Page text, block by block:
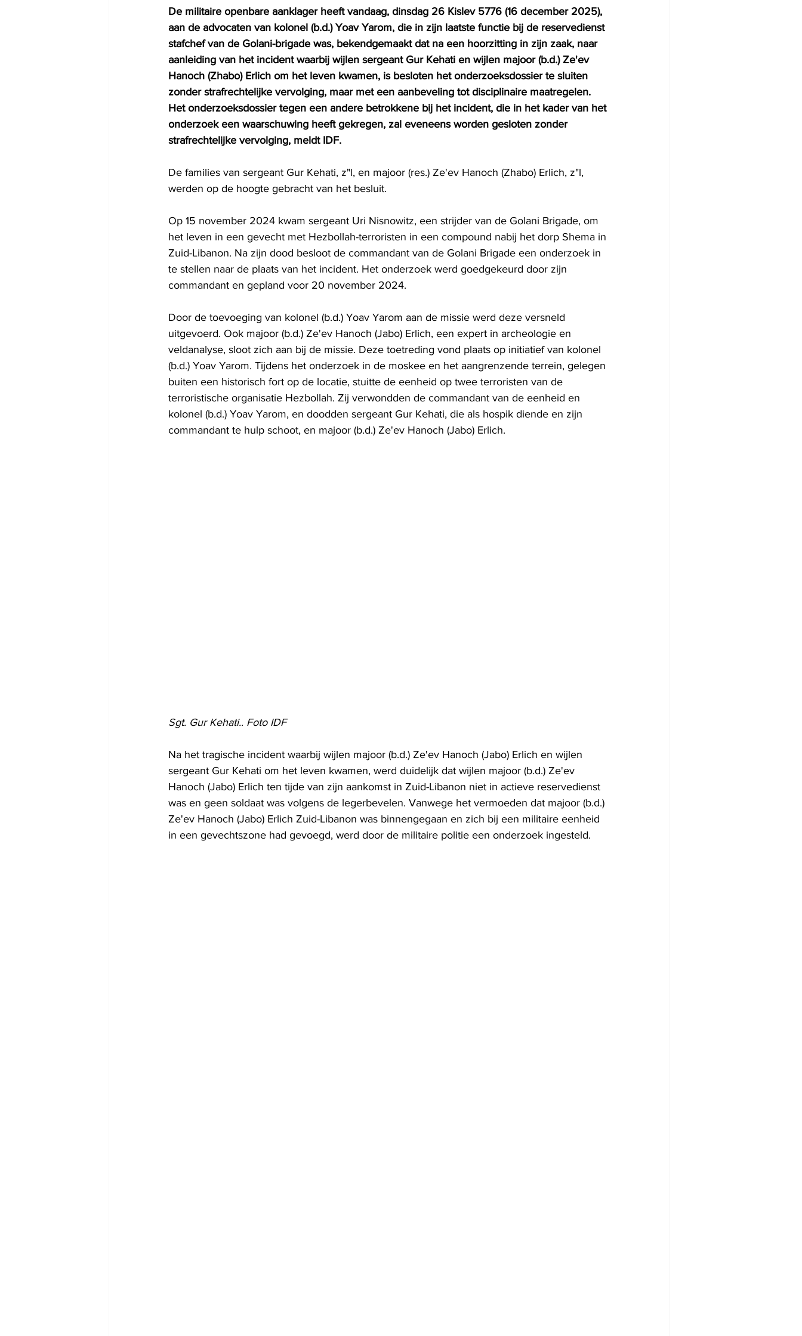
De militaire openbare aanklager heeft vandaag, dinsdag 26 Kislev 5776 (16 december 2025),
aan de advocaten van kolonel (b.d.) Yoav Yarom, die in zijn laatste functie bij de reservedienst
stafchef van de Golani-brigade was, bekendgemaakt dat na een hoorzitting in zijn zaak, naar
aanleiding van het incident waarbij wijlen sergeant Gur Kehati en wijlen majoor (b.d.) Ze'ev
Hanoch (Zhabo) Erlich om het leven kwamen, is besloten het onderzoeksdossier te sluiten
zonder strafrechtelijke vervolging, maar met een aanbeveling tot disciplinaire maatregelen.
Het onderzoeksdossier tegen een andere betrokkene bij het incident, die in het kader van het
onderzoek een waarschuwing heeft gekregen, zal eveneens worden gesloten zonder
strafrechtelijke vervolging, meldt IDF.
De families van sergeant Gur Kehati, z"l, en majoor (res.) Ze'ev Hanoch (Zhabo) Erlich, z"l,
werden op de hoogte gebracht van het besluit.
Op 15 november 2024 kwam sergeant Uri Nisnowitz, een strijder van de Golani Brigade, om
het leven in een gevecht met Hezbollah-terroristen in een compound nabij het dorp Shema in
Zuid-Libanon. Na zijn dood besloot de commandant van de Golani Brigade een onderzoek in
te stellen naar de plaats van het incident. Het onderzoek werd goedgekeurd door zijn
commandant en gepland voor 20 november 2024.
Door de toevoeging van kolonel (b.d.) Yoav Yarom aan de missie werd deze versneld
uitgevoerd. Ook majoor (b.d.) Ze'ev Hanoch (Jabo) Erlich, een expert in archeologie en
veldanalyse, sloot zich aan bij de missie. Deze toetreding vond plaats op initiatief van kolonel
(b.d.) Yoav Yarom. Tijdens het onderzoek in de moskee en het aangrenzende terrein, gelegen
buiten een historisch fort op de locatie, stuitte de eenheid op twee terroristen van de
terroristische organisatie Hezbollah. Zij verwondden de commandant van de eenheid en
kolonel (b.d.) Yoav Yarom, en doodden sergeant Gur Kehati, die als hospik diende en zijn
commandant te hulp schoot, en majoor (b.d.) Ze'ev Hanoch (Jabo) Erlich.
Sgt. Gur Kehati.. Foto IDF
Na het tragische incident waarbij wijlen majoor (b.d.) Ze'ev Hanoch (Jabo) Erlich en wijlen
sergeant Gur Kehati om het leven kwamen, werd duidelijk dat wijlen majoor (b.d.) Ze'ev
Hanoch (Jabo) Erlich ten tijde van zijn aankomst in Zuid-Libanon niet in actieve reservedienst
was en geen soldaat was volgens de legerbevelen. Vanwege het vermoeden dat majoor (b.d.)
Ze'ev Hanoch (Jabo) Erlich Zuid-Libanon was binnengegaan en zich bij een militaire eenheid
in een gevechtszone had gevoegd, werd door de militaire politie een onderzoek ingesteld.